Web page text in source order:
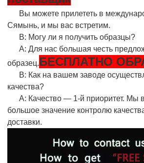
Вы можете прилететь в
Сямынь, и мы вас встретим.
В: Могу ли я получить образцы?
A: Для нас большая честь
образец.БЕСПЛАТНО
В: Как на вашем заводе
качества?
A: Качество — 1-й приоритет. Мы
большое значение контролю
доставки.